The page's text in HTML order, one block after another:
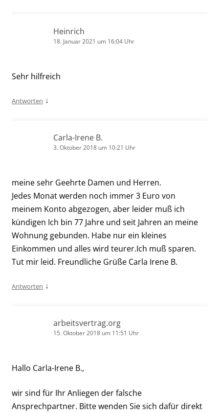
Heinrich
18. Januar 2021 um 16:04 Uhr
Sehr hilfreich
Antworten ↓
Carla-Irene B.
3. Oktober 2018 um 10:21 Uhr
meine sehr Geehrte Damen und Herren.
Jedes Monat werden noch immer 3 Euro von
meinem Konto abgezogen, aber leider muß ich
kündigen Ich bin 77 Jahre und seit Jahren an meine
Wohnung gebunden. Habe nur ein kleines
Einkommen und alles wird teurer.Ich muß sparen.
Tut mir leid. Freundliche Grüße Carla Irene B.
Antworten ↓
arbeitsvertrag.org
15. Oktober 2018 um 11:51 Uhr
Hallo Carla-Irene B.,
wir sind für Ihr Anliegen der falsche
Ansprechpartner. Bitte wenden Sie sich dafür direkt